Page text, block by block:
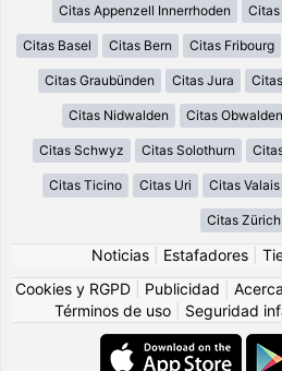
Citas Appenzell Innerrhoden Citas
Citas Basel Citas Bern Citas Fribourg
Citas Graubünden Citas Jura
Citas Nidwalden Citas Obwalden
Citas Schwyz Citas Solothurn
Citas Ticino Citas Uri Citas Valais
Citas Zürich
Noticias Estafadores
Cookies y RGPD
Publicidad
Términos de uso
Seguridad